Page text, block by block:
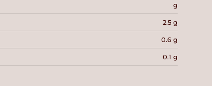
g
2.5 g
0.6 g
0.1 g